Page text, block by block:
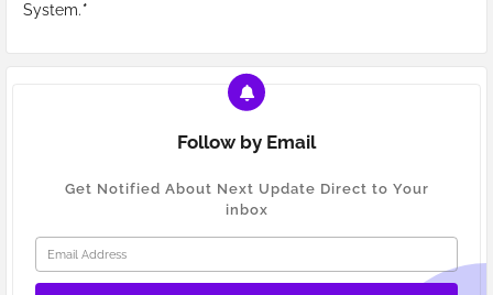
System.*
Follow by Email
Get Notified About Next Update Direct to Your
inbox